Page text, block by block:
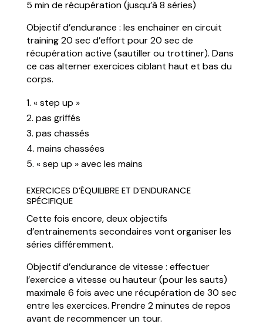
5 min de récupération (jusqu’à 8 séries)
Objectif d’endurance : les enchainer en circuit
training 20 sec d’effort pour 20 sec de
récupération active (sautiller ou trottiner). Dans
ce cas alterner exercices ciblant haut et bas du
corps.
« step up »
pas griffés
pas chassés
mains chassées
« sep up » avec les mains
EXERCICES D’ÉQUILIBRE ET D’ENDURANCE
SPÉCIFIQUE
Cette fois encore, deux objectifs
d’entrainements secondaires vont organiser les
séries différemment.
Objectif d’endurance de vitesse : effectuer
l’exercice a vitesse ou hauteur (pour les sauts)
maximale 6 fois avec une récupération de 30 sec
entre les exercices. Prendre 2 minutes de repos
avant de recommencer un tour.